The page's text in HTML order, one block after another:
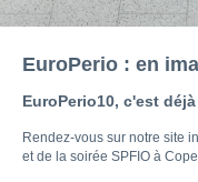
EuroPerio : en
EuroPerio10, c'est
Rendez-vous sur notre site
et de la soirée SPFIO à